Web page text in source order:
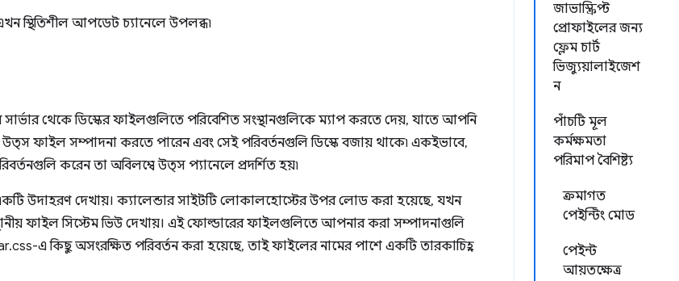
জাভাস্ক্রিপ্ট
প্রোফাইলের জন্য
ফ্লেম চার্ট
ভিজ্যুয়ালাইজেশ
ন
পাঁচটি মূল
কর্মক্ষমতা
পরিমাপ বৈশিষ্ট্য
ক্রমাগত
পেইন্টিং মোড
পেইন্ট
আয়তক্ষেত্র
স্থিতিশীল আপডেট চ্যানেলে উপলব্ধ৷
থেকে ডিস্কের ফাইলগুলিতে পরিবেশিত সংস্থানগুলিকে ম্যাপ করতে দেয়, যাতে আপনি
ফাইল সম্পাদনা করতে পারেন এবং সেই পরিবর্তনগুলি ডিস্কে বজায় থাকে৷ একইভাবে,
করেন তা অবিলম্বে উত্স প্যানেলে প্রদর্শিত হয়৷
একটি উদাহরণ দেখায়। ক্যালেন্ডার সাইটটি লোকালহোস্টের উপর লোড করা হয়েছে, যখন
ফাইল সিস্টেম ভিউ দেখায়। এই ফোল্ডারের ফাইলগুলিতে আপনার করা সম্পাদনাগুলি
এ কিছু অসংরক্ষিত পরিবর্তন করা হয়েছে, তাই ফাইলের নামের পাশে একটি তারকাচিহ্ন